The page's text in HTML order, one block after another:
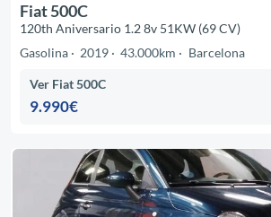
Fiat 500C
120th Aniversario 1.2 8v 51KW (69 CV)
Gasolina
2019 43.000km Barcelona
Ver Fiat 500C
9.990€